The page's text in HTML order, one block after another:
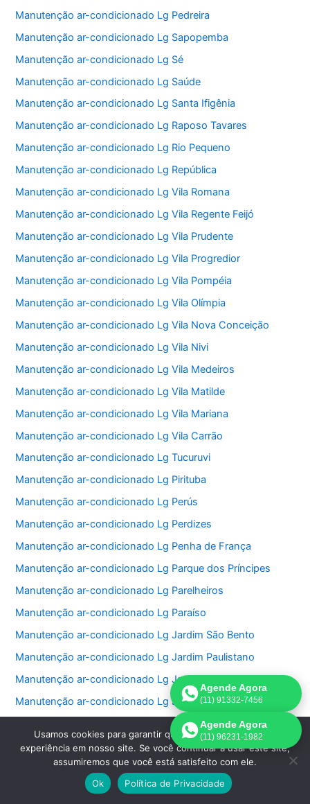
Manutenção ar-condicionado Lg Pedreira
Manutenção ar-condicionado Lg Sapopemba
Manutenção ar-condicionado Lg Sé
Manutenção ar-condicionado Lg Saúde
Manutenção ar-condicionado Lg Santa Ifigênia
Manutenção ar-condicionado Lg Raposo Tavares
Manutenção ar-condicionado Lg Rio Pequeno
Manutenção ar-condicionado Lg República
Manutenção ar-condicionado Lg Vila Romana
Manutenção ar-condicionado Lg Vila Regente Feijó
Manutenção ar-condicionado Lg Vila Prudente
Manutenção ar-condicionado Lg Vila Progredior
Manutenção ar-condicionado Lg Vila Pompéia
Manutenção ar-condicionado Lg Vila Olímpia
Manutenção ar-condicionado Lg Vila Nova Conceição
Manutenção ar-condicionado Lg Vila Nivi
Manutenção ar-condicionado Lg Vila Medeiros
Manutenção ar-condicionado Lg Vila Matilde
Manutenção ar-condicionado Lg Vila Mariana
Manutenção ar-condicionado Lg Vila Carrão
Manutenção ar-condicionado Lg Tucuruvi
Manutenção ar-condicionado Lg Pirituba
Manutenção ar-condicionado Lg Perús
Manutenção ar-condicionado Lg Perdizes
Manutenção ar-condicionado Lg Penha de França
Manutenção ar-condicionado Lg Parque dos Príncipes
Manutenção ar-condicionado Lg Parelheiros
Manutenção ar-condicionado Lg Paraíso
Manutenção ar-condicionado Lg Jardim São Bento
Manutenção ar-condicionado Lg Jardim Paulistano
Manutenção ar-condicionado Lg Jardim Paulista
Manutenção ar-condicionado Lg Jardim Morumbi
Manutenção ar-condicionado Lg Jardim Fonte do Morumbi
Manutenção ar-condicionado Lg Jardim Europa
Manutenção ar-condicionado Lg Jardim das Perdizes
Manutenção ar-condicionado Lg Jardim das Acacias
Agende Agora
(11) 91332-7456
Agende Agora
(11) 96231-1982
Usamos cookies para garantir que oferecemos a melhor
experiência em nosso site. Se você continuar a usar este site,
assumiremos que você está satisfeito com ele.
Ok
Política de Privacidade